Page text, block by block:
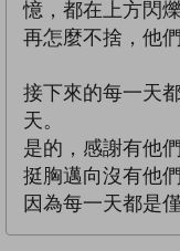
憶，都在上方閃
再怎麼不捨，他
接下來的每一天
天。
是的，感謝有他
挺胸邁向沒有他
因為每一天都是